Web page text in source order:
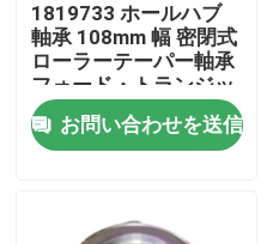
家へ
1819733 ホールハブ
軸承 108mm 幅 密閉式
ローラーテーパー軸承
フォード・トランジッ
トバス
お問い合わせを送信